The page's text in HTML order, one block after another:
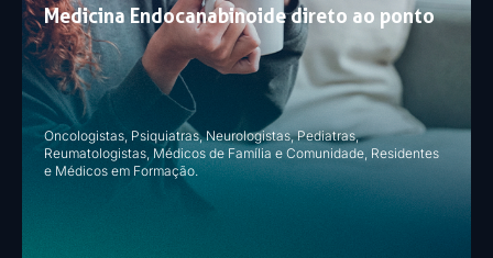
Medicina Endocanabinoide direto ao ponto
Oncologistas, Psiquiatras, Neurologistas, Pediatras,
Reumatologistas, Médicos de Família e Comunidade, Residentes
e Médicos em Formação.